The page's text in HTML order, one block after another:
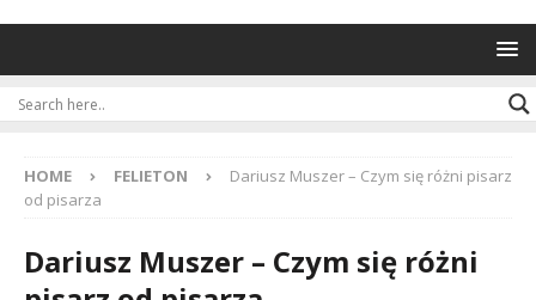
HOME FELIETON
Dariusz Muszer – Czym się różni pisarz
od pisarza
Dariusz Muszer – Czym się różni